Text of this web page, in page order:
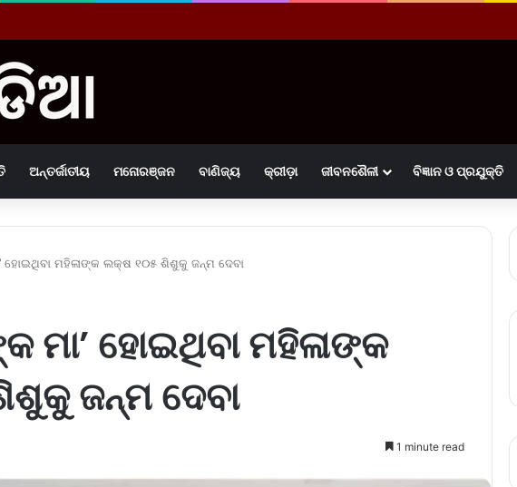
ଅନ୍ତର୍ଜାତୀୟ ମନୋରଞ୍ଜନ ବାଣିଜ୍ୟ କ୍ରୀଡ଼ା ଜୀବନଶୈଳୀ ବିଜ୍ଞାନ ଓ ପ୍ରଯୁକ୍ତି
ହୋଇଥିବା ମହିଳାଙ୍କ ଲକ୍ଷ ୧୦୫ ଶିଶୁକୁ ଜନ୍ମ ଦେବା
ମା’ ହୋଇଥିବା ମହିଳାଙ୍କ
ଜନ୍ମ ଦେବା
1 minute read